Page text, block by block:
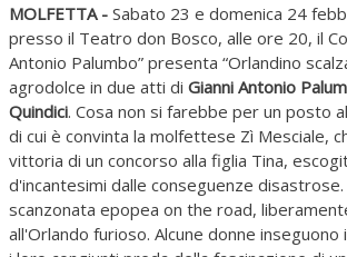
MOLFETTA - Sabato 23 e domenica 24
presso il Teatro don Bosco, alle ore 20, il
Antonio Palumbo” presenta “Orlandino
agrodolce in due atti di Gianni Antonio
Quindici. Cosa non si farebbe per un posto
di cui è convinta la molfettese Zì Mesciale,
vittoria di un concorso alla figlia Tina,
d'incantesimi dalle conseguenze disastrose.
scanzonata epopea on the road,
all'Orlando furioso. Alcune donne inseguono